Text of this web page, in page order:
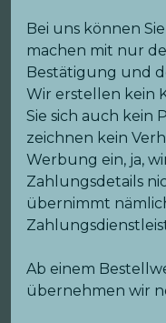
Bei uns können
machen mit nur
Bestätigung und
Wir erstellen kein
Sie sich auch kein
zeichnen kein
Werbung ein, ja,
Zahlungsdetails
übernimmt
Ab einem
übernehmen wir